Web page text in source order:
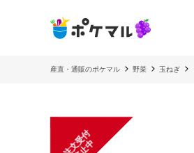
産直・通販のポケマル 野菜 玉ねぎ
注
文
受
付
停
止